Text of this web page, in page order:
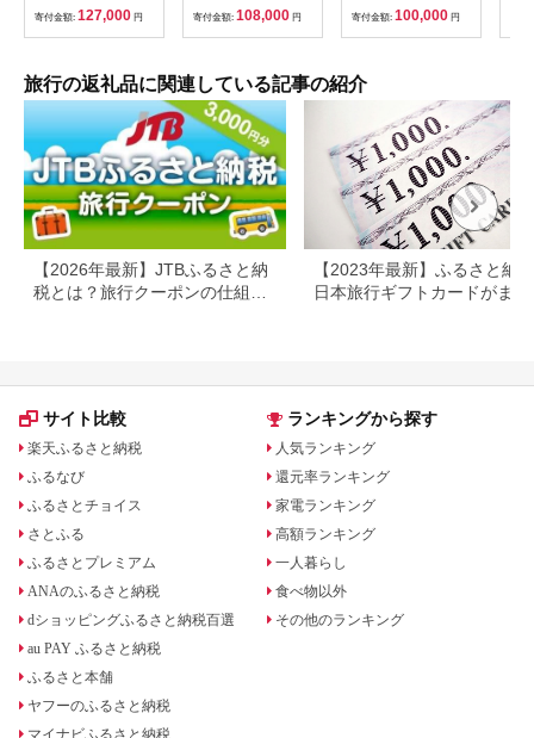
温泉 宿泊券 旅行 トラ
ベル 宿泊 宿泊施設 宿
レジャー F6P-0991
寄付金額: 127,000 円
／21-6／20・10／1-
11／30）
寄付金額: 108,000 円 寄付金額: 100,000 円
旅行の返礼品に関連している記事の紹介
【2026年最新】JTBふるさと納
税とは？旅行クーポンの仕組
【2023年最新】ふるさと納
日本旅行ギフトカードがまだ
サイト比較
楽天ふるさと納税
ふるなび
ふるさとチョイス
さとふる
ふるさとプレミアム
ANAのふるさと納税
dショッピングふるさと納税百選
au PAY ふるさと納税
ふるさと本舗
ヤフーのふるさと納税
マイナビふるさと納税
ランキングから探す
人気ランキング
還元率ランキング
家電ランキング
高額ランキング
一人暮らし
食べ物以外
その他のランキング